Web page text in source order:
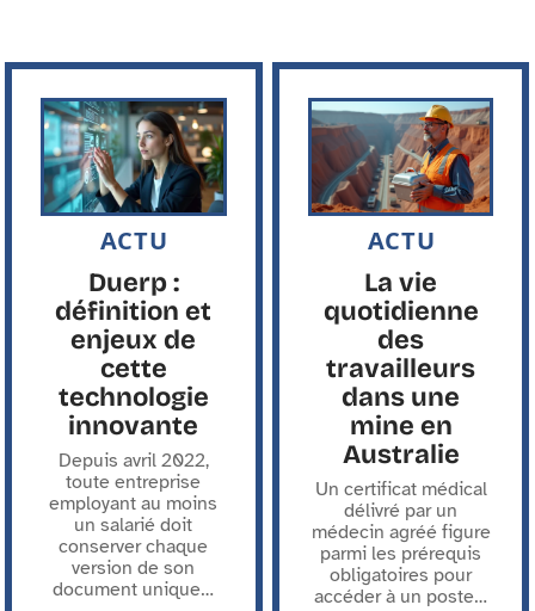
ACTU
Duerp :
définition et
enjeux de
cette
technologie
innovante
Depuis avril 2022,
toute entreprise
employant au moins
un salarié doit
conserver chaque
version de son
document unique…
ACTU
La vie
quotidienne
des
travailleurs
dans une
mine en
Australie
Un certificat médical
délivré par un
médecin agréé figure
parmi les prérequis
obligatoires pour
accéder à un poste…